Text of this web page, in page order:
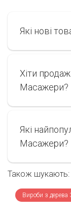
Які нові
Хіти
Масажери?
Які
Масажери?
Також шукають:
Вироби з дерева